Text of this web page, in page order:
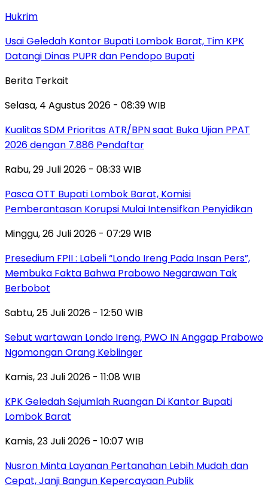
Hukrim
Usai Geledah Kantor Bupati Lombok Barat, Tim KPK
Datangi Dinas PUPR dan Pendopo Bupati
Berita Terkait
Selasa, 4 Agustus 2026 - 08:39 WIB
Kualitas SDM Prioritas ATR/BPN saat Buka Ujian PPAT
2026 dengan 7.886 Pendaftar
Rabu, 29 Juli 2026 - 08:33 WIB
Pasca OTT Bupati Lombok Barat, Komisi
Pemberantasan Korupsi Mulai Intensifkan Penyidikan
Minggu, 26 Juli 2026 - 07:29 WIB
Presedium FPII : Labeli “Londo Ireng Pada Insan Pers”,
Membuka Fakta Bahwa Prabowo Negarawan Tak
Berbobot
Sabtu, 25 Juli 2026 - 12:50 WIB
Sebut wartawan Londo Ireng, PWO IN Anggap Prabowo
Ngomongan Orang Keblinger
Kamis, 23 Juli 2026 - 11:08 WIB
KPK Geledah Sejumlah Ruangan Di Kantor Bupati
Lombok Barat
Kamis, 23 Juli 2026 - 10:07 WIB
Nusron Minta Layanan Pertanahan Lebih Mudah dan
Cepat, Janji Bangun Kepercayaan Publik